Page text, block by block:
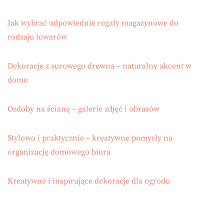
Jak wybrać odpowiednie regały magazynowe do
rodzaju towarów
Dekoracje z surowego drewna – naturalny akcent w
domu
Ozdoby na ścianę – galerie zdjęć i obrazów
Stylowo i praktycznie – kreatywne pomysły na
organizację domowego biura
Kreatywne i inspirujące dekoracje dla ogrodu